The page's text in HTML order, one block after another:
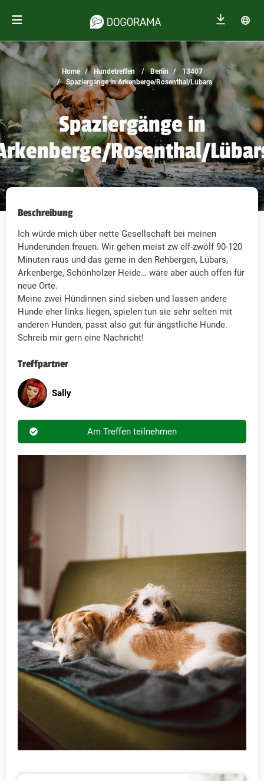
Home Hundetreffen Berlin
13407
Spaziergänge in Arkenberge/Rosenthal/Lübars
Spaziergänge in
Rosenthal/
Beschreibung
Ich würde mich über nette Gesellschaft bei meinen
Hunderunden freuen. Wir gehen meist zw elf-zwölf 90-120
Minuten raus und das gerne in den Rehbergen, Lübars,
Arkenberge, Schönholzer Heide… wäre aber auch offen für
neue Orte.
Meine zwei Hündinnen sind sieben und lassen andere
Hunde eher links liegen, spielen tun sie sehr selten mit
anderen Hunden, passt also gut für ängstliche Hunde.
Schreib mir gern eine Nachricht!
Treffpartner
Sally
Am Treffen teilnehmen